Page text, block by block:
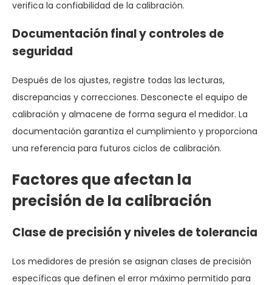
verifica la confiabilidad de la calibración.
Documentación final y controles de
seguridad
Después de los ajustes, registre todas las lecturas,
discrepancias y correcciones. Desconecte el equipo de
calibración y almacene de forma segura el medidor. La
documentación garantiza el cumplimiento y proporciona
una referencia para futuros ciclos de calibración.
Factores que afectan la
precisión de la calibración
Clase de precisión y niveles de tolerancia
Los medidores de presión se asignan clases de precisión
específicas que definen el error máximo permitido para